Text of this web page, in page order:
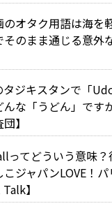
オタク用語は海を
そのまま通じる意外
タジキスタンで「
んな「うどん」です
】
ってどういう意味？
ジャパンLOVE！
】